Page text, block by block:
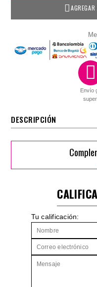
Envío
DESCRIPCIÓN
Tu calificación: